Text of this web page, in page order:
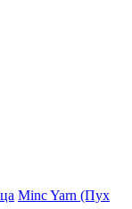
Minc Yarn (Пух